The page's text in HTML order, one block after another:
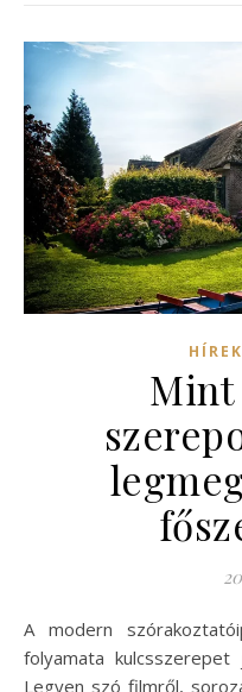
HÍREK
Mint
A modern szórakoztatóipar világában a szereposztás
folyamata
Legyen szó filmről,